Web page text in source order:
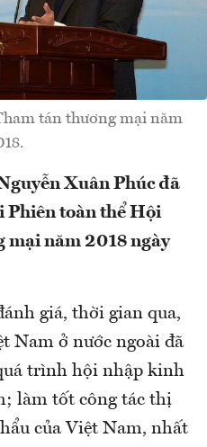
tán thương mại năm
Xuân Phúc đã
Phiên toàn thể Hội
mại năm 2018 ngày
giá, thời gian qua,
Nam ở nước ngoài đã
trình hội nhập kinh
làm tốt công tác thị
của Việt Nam, nhất